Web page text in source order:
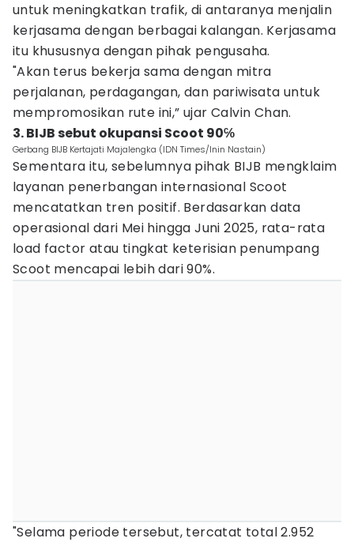
untuk meningkatkan trafik, di antaranya menjalin
kerjasama dengan berbagai kalangan. Kerjasama
itu khususnya dengan pihak pengusaha.
"Akan terus bekerja sama dengan mitra
perjalanan, perdagangan, dan pariwisata untuk
mempromosikan rute ini,” ujar Calvin Chan.
3. BIJB sebut okupansi Scoot 90℅
Gerbang BIJB Kertajati Majalengka (IDN Times/Inin Nastain)
Sementara itu, sebelumnya pihak BIJB mengklaim
layanan penerbangan internasional Scoot
mencatatkan tren positif. Berdasarkan data
operasional dari Mei hingga Juni 2025, rata-rata
load factor atau tingkat keterisian penumpang
Scoot mencapai lebih dari 90%.
"Selama periode tersebut, tercatat total 2.952